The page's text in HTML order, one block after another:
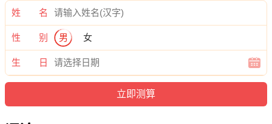
姓 名
性 别 男 女
生 日